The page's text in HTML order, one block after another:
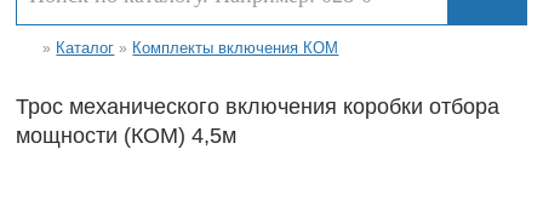
» Каталог » Комплекты включения КОМ
Трос механического включения коробки отбора
мощности (КОМ) 4,5м